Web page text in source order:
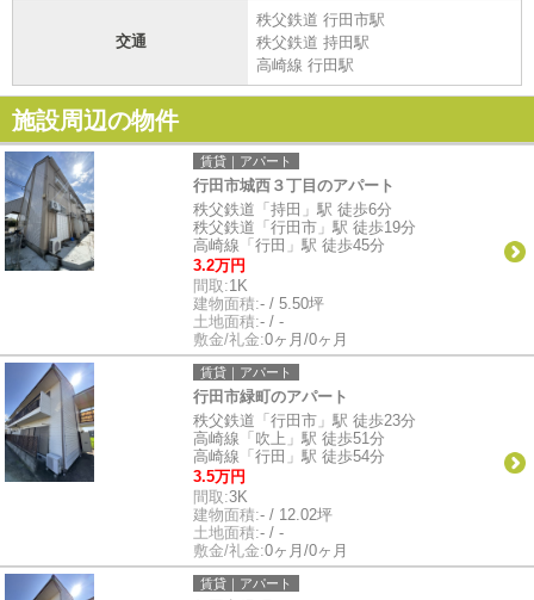
交通
秩父鉄道 行田市駅
秩父鉄道 持田駅
高崎線 行田駅
施設周辺の物件
賃貸｜アパート
行田市城西３丁目のアパート
秩父鉄道「持田」駅 徒歩6分
秩父鉄道「行田市」駅 徒歩19分
高崎線「行田」駅 徒歩45分
3.2万円
間取:1K
建物面積:- / 5.50坪
土地面積:- / -
敷金/礼金:0ヶ月/0ヶ月
賃貸｜アパート
行田市緑町のアパート
秩父鉄道「行田市」駅 徒歩23分
高崎線「吹上」駅 徒歩51分
高崎線「行田」駅 徒歩54分
3.5万円
間取:3K
建物面積:- / 12.02坪
土地面積:- / -
敷金/礼金:0ヶ月/0ヶ月
賃貸｜アパート